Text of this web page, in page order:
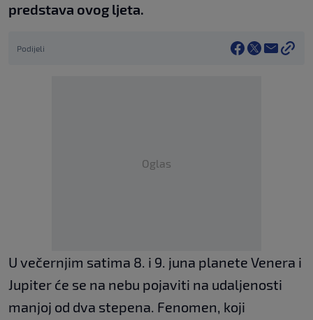
predstava ovog ljeta.
Podijeli
Oglas
U večernjim satima 8. i 9. juna planete Venera i
Jupiter će se na nebu pojaviti na udaljenosti
manjoj od dva stepena. Fenomen, koji